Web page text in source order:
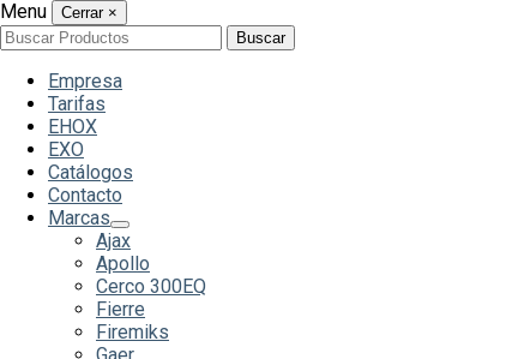
Menu Cerrar ×
Buscar
por:
Buscar
Empresa
Tarifas
EHOX
EXO
Catálogos
Contacto
Marcas
Ajax
Apollo
Cerco 300EQ
Fierre
Firemiks